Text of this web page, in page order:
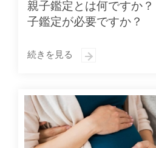
親子鑑定とは何ですか
子鑑定が必要ですか？
続きを見る